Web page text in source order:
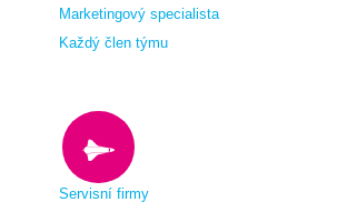
Marketingový specialista
Každý člen týmu
Servisní firmy